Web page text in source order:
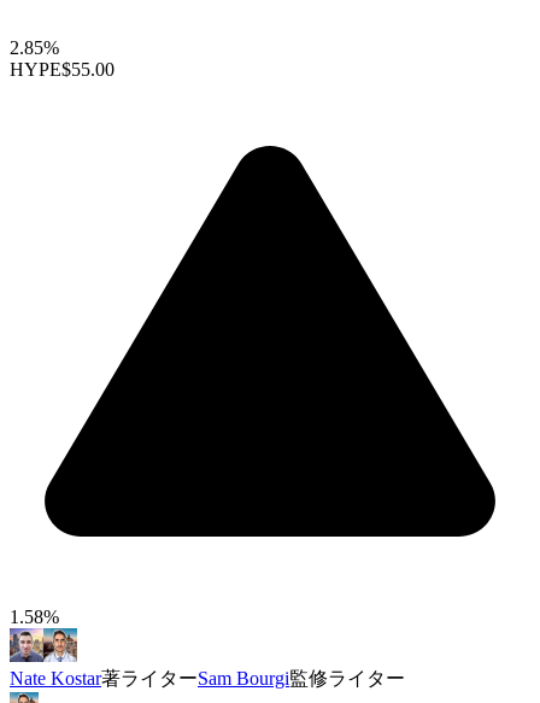
2.85%
HYPE$55.00
1.58%
Nate Kostar著ライターSam Bourgi監修ライター